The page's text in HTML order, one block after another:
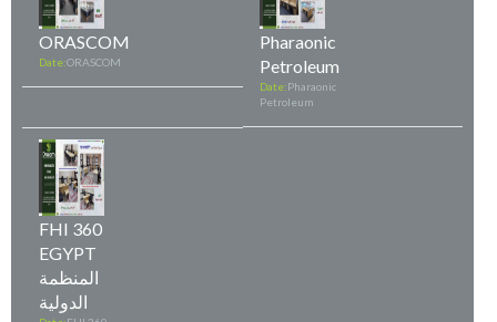
ORASCOM
Date:ORASCOM
Pharaonic
Petroleum
Date:Pharaonic
Petroleum
FHI 360
EGYPT
المنظمة
الدولية